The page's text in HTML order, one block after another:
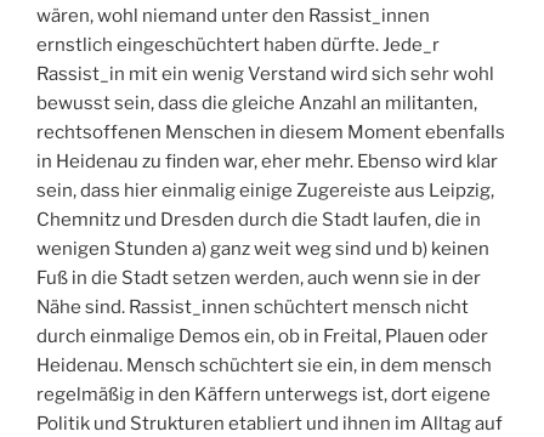
wären, wohl niemand unter den Rassist_innen
ernstlich eingeschüchtert haben dürfte. Jede_r
Rassist_in mit ein wenig Verstand wird sich sehr wohl
bewusst sein, dass die gleiche Anzahl an militanten,
rechtsoffenen Menschen in diesem Moment ebenfalls
in Heidenau zu finden war, eher mehr. Ebenso wird klar
sein, dass hier einmalig einige Zugereiste aus Leipzig,
Chemnitz und Dresden durch die Stadt laufen, die in
wenigen Stunden a) ganz weit weg sind und b) keinen
Fuß in die Stadt setzen werden, auch wenn sie in der
Nähe sind. Rassist_innen schüchtert mensch nicht
durch einmalige Demos ein, ob in Freital, Plauen oder
Heidenau. Mensch schüchtert sie ein, in dem mensch
regelmäßig in den Käffern unterwegs ist, dort eigene
Politik und Strukturen etabliert und ihnen im Alltag auf